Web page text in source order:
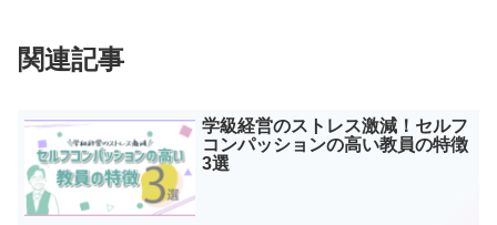
関連記事
学級経営のストレス激減！セルフ
コンパッションの高い教員の特徴
3選